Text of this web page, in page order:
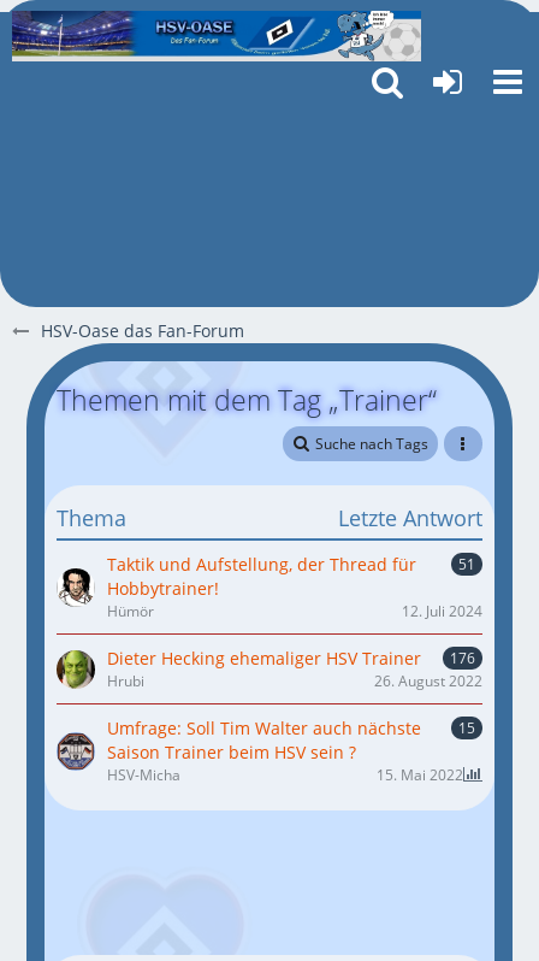
HSV-Oase das Fan-Forum
Themen mit dem Tag „Trainer“
Suche nach Tags
Thema Letzte Antwort
Taktik und Aufstellung, der Thread für
Hobbytrainer!
51
Hümör 12. Juli 2024
Dieter Hecking ehemaliger HSV Trainer
176
Hrubi
26. August 2022
Umfrage: Soll Tim Walter auch nächste
Saison Trainer beim HSV sein ?
15
HSV-Micha 15. Mai 2022